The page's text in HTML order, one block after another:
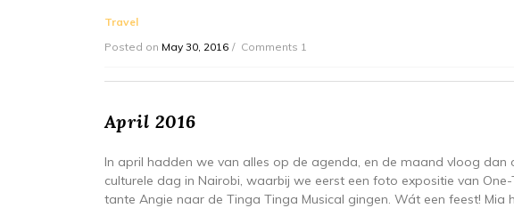
Travel
Posted on May 30, 2016 Comments 1
April 2016
In april hadden we van alles op de agenda, en de maand vloog dan
culturele dag in Nairobi, waarbij we eerst een foto expositie van
tante Angie naar de Tinga Tinga Musical gingen. Wát een feest! Mia